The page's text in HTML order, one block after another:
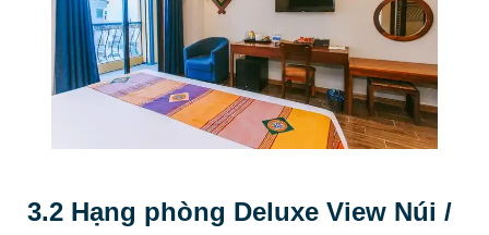
3.2 Hạng phòng Deluxe View Núi /